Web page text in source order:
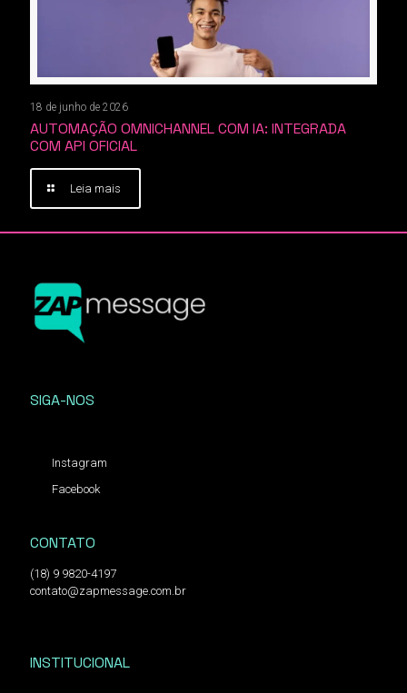
18 de junho de 2026
AUTOMAÇÃO OMNICHANNEL COM IA: INTEGRADA
COM API OFICIAL
Leia mais
SIGA-NOS
Instagram
Facebook
CONTATO
(18) 9 9820-4197
contato@zapmessage.com.br
INSTITUCIONAL